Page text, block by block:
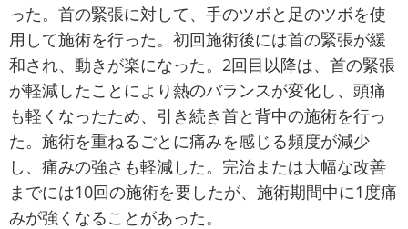
った。首の緊張に対して、手のツボと足のツボを使
用して施術を行った。初回施術後には首の緊張が緩
和され、動きが楽になった。2回目以降は、首の緊張
が軽減したことにより熱のバランスが変化し、頭痛
も軽くなったため、引き続き首と背中の施術を行っ
た。施術を重ねるごとに痛みを感じる頻度が減少
し、痛みの強さも軽減した。完治または大幅な改善
までには10回の施術を要したが、施術期間中に1度痛
みが強くなることがあった。